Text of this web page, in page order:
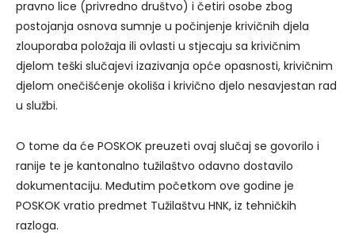
pravno lice (privredno društvo) i četiri osobe zbog
postojanja osnova sumnje u počinjenje krivičnih djela
zlouporaba položaja ili ovlasti u stjecaju sa krivičnim
djelom teški slučajevi izazivanja opće opasnosti, krivičnim
djelom onečišćenje okoliša i krivično djelo nesavjestan rad
u službi.
O tome da će POSKOK preuzeti ovaj slučaj se govorilo i
ranije te je kantonalno tužilaštvo odavno dostavilo
dokumentaciju. Međutim početkom ove godine je
POSKOK vratio predmet Tužilaštvu HNK, iz tehničkih
razloga.